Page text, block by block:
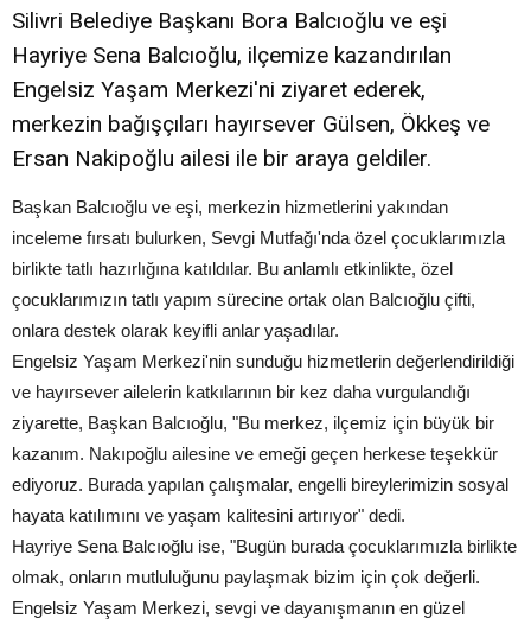
Silivri Belediye Başkanı Bora Balcıoğlu ve eşi
Hayriye Sena Balcıoğlu, ilçemize kazandırılan
Engelsiz Yaşam Merkezi'ni ziyaret ederek,
merkezin bağışçıları hayırsever Gülsen, Ökkeş ve
Ersan Nakipoğlu ailesi ile bir araya geldiler.
Başkan Balcıoğlu ve eşi, merkezin hizmetlerini yakından
inceleme fırsatı bulurken, Sevgi Mutfağı'nda özel çocuklarımızla
birlikte tatlı hazırlığına katıldılar. Bu anlamlı etkinlikte, özel
çocuklarımızın tatlı yapım sürecine ortak olan Balcıoğlu çifti,
onlara destek olarak keyifli anlar yaşadılar.
Engelsiz Yaşam Merkezi'nin sunduğu hizmetlerin değerlendirildiği
ve hayırsever ailelerin katkılarının bir kez daha vurgulandığı
ziyarette, Başkan Balcıoğlu, "Bu merkez, ilçemiz için büyük bir
kazanım. Nakıpoğlu ailesine ve emeği geçen herkese teşekkür
ediyoruz. Burada yapılan çalışmalar, engelli bireylerimizin sosyal
hayata katılımını ve yaşam kalitesini artırıyor" dedi.
Hayriye Sena Balcıoğlu ise, "Bugün burada çocuklarımızla birlikte
olmak, onların mutluluğunu paylaşmak bizim için çok değerli.
Engelsiz Yaşam Merkezi, sevgi ve dayanışmanın en güzel